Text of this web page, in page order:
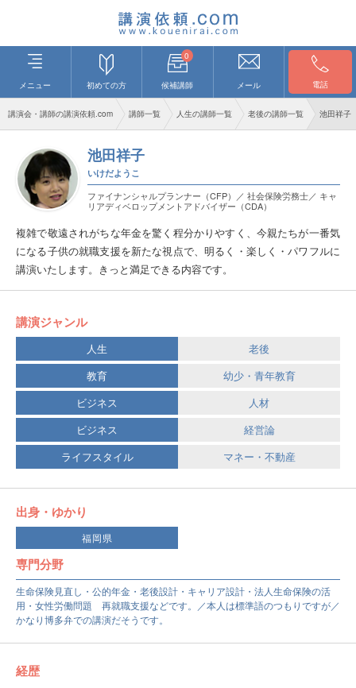
メニュー 初めての方
0
候補講師 メール 電話
講演会・講師の講演依頼.com 講師一覧 人生の講師一覧 老後の講師一覧 池田祥子
池田祥子
いけだようこ
ファイナンシャルプランナー（CFP）／ 社会保険労務士／ キャ
リアディベロップメントアドバイザー（CDA）
複雑で敬遠されがちな年金を驚く程分かりやすく、今親たちが一番気
になる子供の就職支援を新たな視点で、明るく・楽しく・パワフルに
講演いたします。きっと満足できる内容です。
講演ジャンル
人生
老後
教育
幼少・青年教育
ビジネス
人材
ビジネス
経営論
ライフスタイル
マネー・不動産
出身・ゆかり
福岡県
専門分野
生命保険見直し・公的年金・老後設計・キャリア設計・法人生命保険の活
用・女性労働問題 再就職支援などです。／本人は標準語のつもりですが／
かなり博多弁での講演だそうです。
経歴